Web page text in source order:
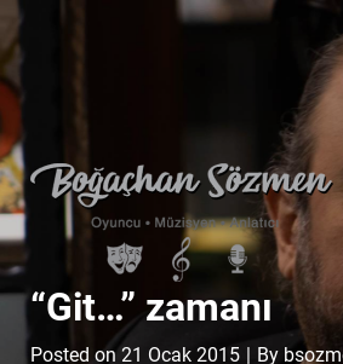
Boğaçhan Sözmen'in
“Git…” zamanı
Posted on21 Ocak 2015 | By Byline